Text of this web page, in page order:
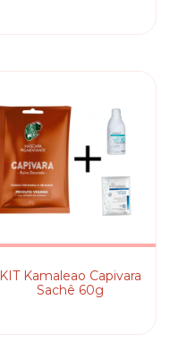
KIT Kamaleao Capivara
Sachê 60g